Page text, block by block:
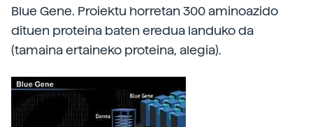
Blue Gene. Proiektu horretan 300 aminoazido
dituen proteina baten eredua landuko da
(tamaina ertaineko proteina, alegia).